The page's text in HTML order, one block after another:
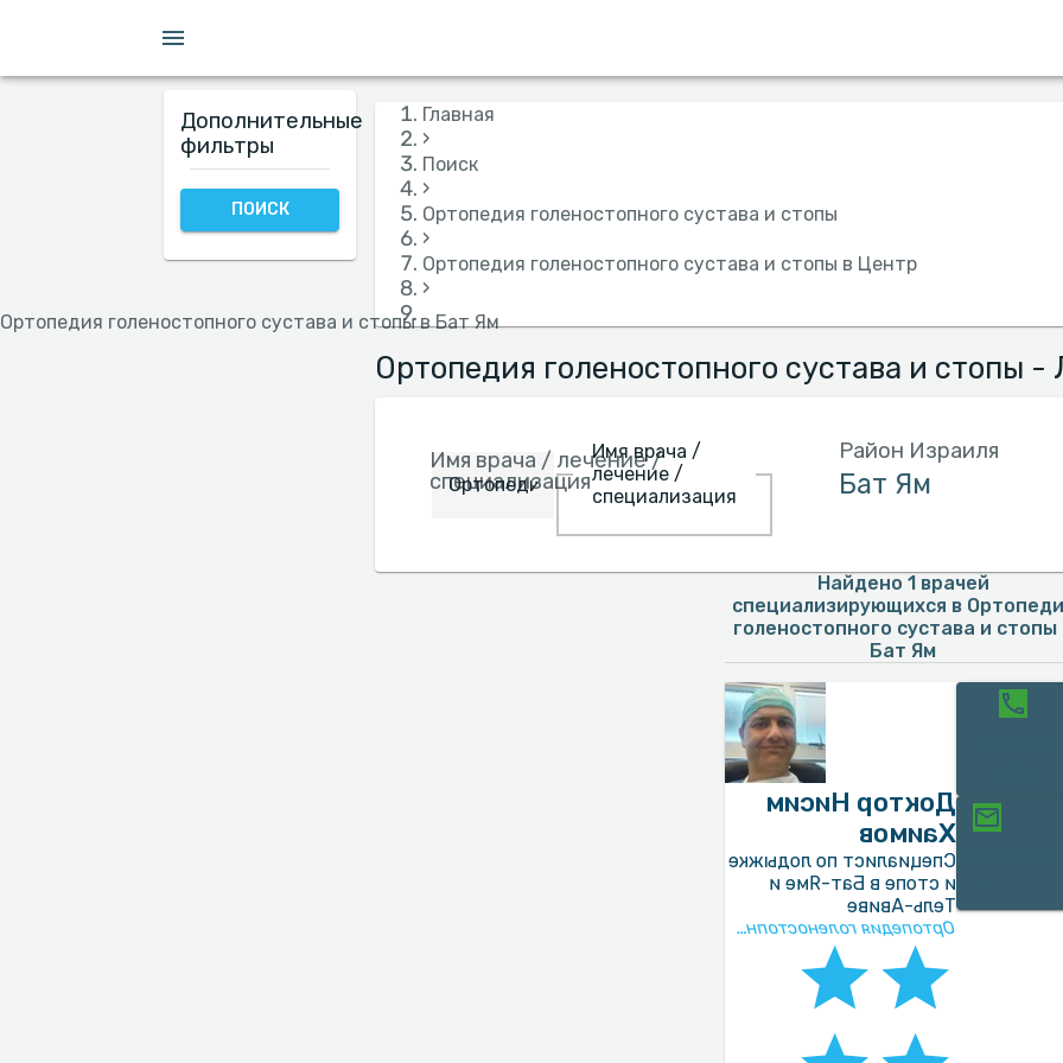
Главная
›
Поиск
›
Ортопедия голеностопного сустава и стопы
›
Ортопедия голеностопного сустава и стопы в Центр
›
Ортопедия голеностопного сустава и стопы в Бат Ям
Ортопедия голеностопного сустава и стопы
Имя врача / лечение /
специализация
Имя врача /
лечение /
специализация
Район Израиля
Найдено 1 врачей
специализирующихся в
голеностопного сустава и стопы
Бат Ям
Доктор Нисим
Хаимов
Специалист по лодыжке
и стопе в Бат-Яме и
Тель-Авиве
Ортопедия голеностопного сустава и стопы
Дополнительные
фильтры
ПОИСК